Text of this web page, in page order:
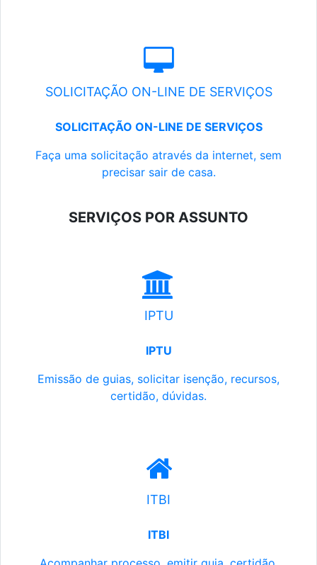
SOLICITAÇÃO ON-LINE DE SERVIÇOS
SOLICITAÇÃO ON-LINE DE SERVIÇOS
Faça uma solicitação através da internet, sem
precisar sair de casa.
SERVIÇOS POR ASSUNTO
IPTU
IPTU
Emissão de guias, solicitar isenção, recursos,
certidão, dúvidas.
ITBI
ITBI